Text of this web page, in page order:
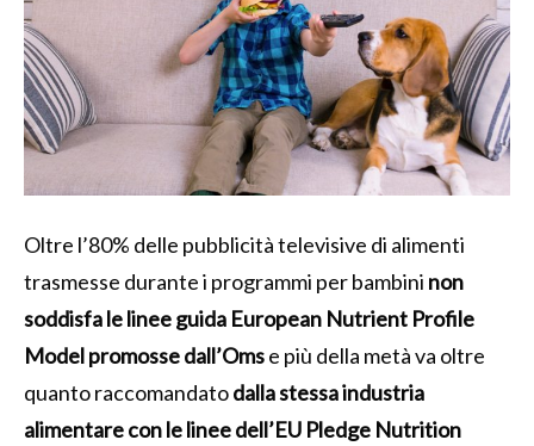
Oltre l’80% delle pubblicità televisive di alimenti
trasmesse durante i programmi per bambini non
soddisfa le linee guida European Nutrient Profile
Model promosse dall’Omse più della metà va oltre
quanto raccomandatodalla stessa industria
alimentare con le linee dell’EU Pledge Nutrition